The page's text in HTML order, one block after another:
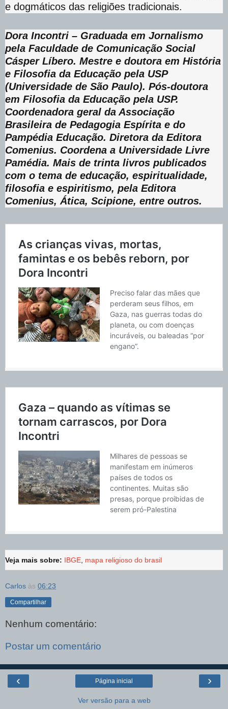
e dogmáticos das religiões tradicionais.
Dora Incontri – Graduada em Jornalismo
pela Faculdade de Comunicação Social
Cásper Líbero. Mestre e doutora em História
e Filosofia da Educação pela USP
(Universidade de São Paulo). Pós-doutora
em Filosofia da Educação pela USP.
Coordenadora geral da Associação
Brasileira de Pedagogia Espírita e do
Pampédia Educação. Diretora da Editora
Comenius. Coordena a Universidade Livre
Pamédia. Mais de trinta livros publicados
com o tema de educação, espiritualidade,
filosofia e espiritismo, pela Editora
Comenius, Ática, Scipione, entre outros.
Veja mais sobre: IBGE, mapa religioso do brasil
Carlos às 06:23
Compartilhar
Nenhum comentário:
Postar um comentário
‹ ›
Página inicial
Ver versão para a web